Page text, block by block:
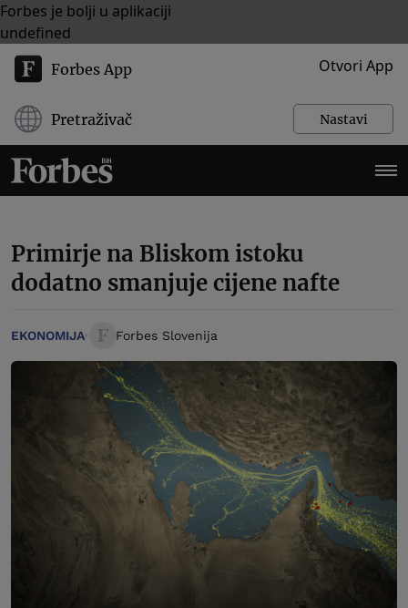
Forbes je bolji u aplikaciji
undefined
Forbes App Otvori App
Pretraživač Nastavi
Primirje na Bliskom istoku
dodatno smanjuje cijene nafte
EKONOMIJA Forbes Slovenija